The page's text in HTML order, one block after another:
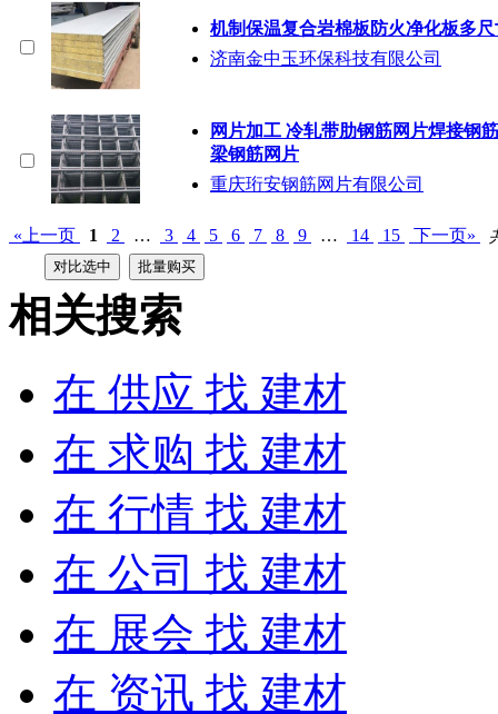
机制保温复合岩棉板防火净化板多
济南金中玉环保科技有限公司
网片加工 冷轧带肋钢筋网片焊接钢
梁钢筋网片
重庆珩安钢筋网片有限公司
«上一页 1 2 … 3 4 5 6 7 8 9 … 14 15 下一页»
相关搜索
在 供应 找 建材
在 求购 找 建材
在 行情 找 建材
在 公司 找 建材
在 展会 找 建材
在 资讯 找 建材